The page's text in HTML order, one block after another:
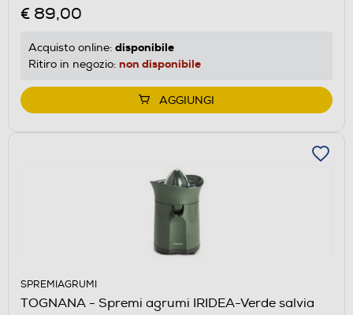
€ 89,00
Acquisto online: disponibile
Ritiro in negozio: non disponibile
AGGIUNGI
SPREMIAGRUMI
TOGNANA - Spremi agrumi IRIDEA-Verde salvia